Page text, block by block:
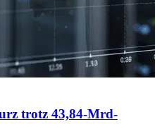
trotz 43,84-Mrd-